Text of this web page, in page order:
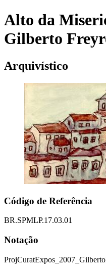
Alto da
Gilberto
Arquivístico
Código de Referência
BR.SPMLP.17.03.01
Notação